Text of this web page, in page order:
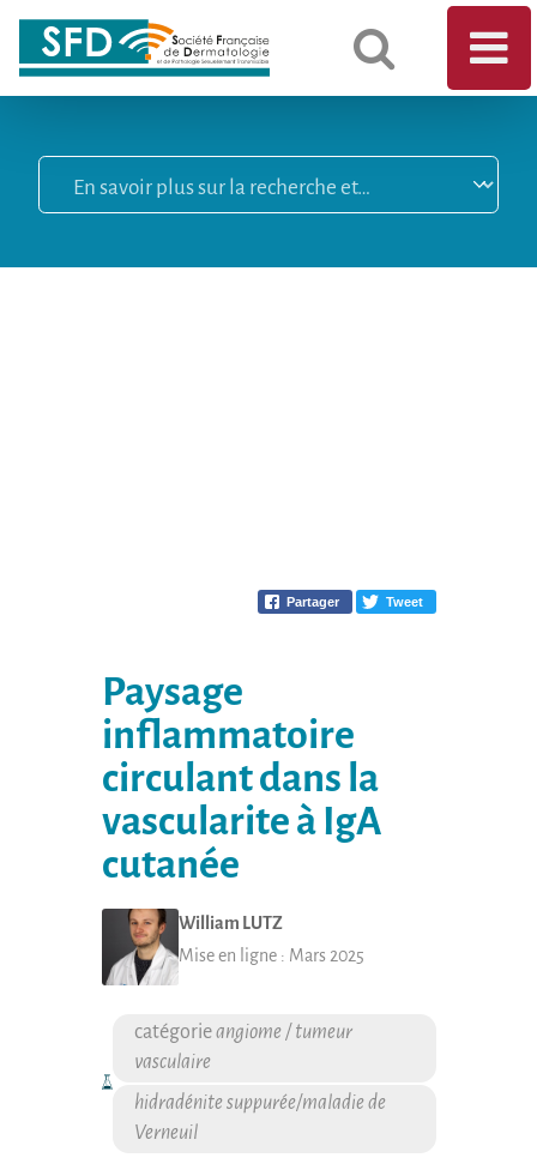
Partager Tweet
Paysage
inflammatoire
circulant dans la
vascularite à IgA
cutanée
William LUTZ
Mise en ligne : Mars 2025
angiome / tumeur
vasculaire
hidradénite suppurée/maladie de
Verneuil